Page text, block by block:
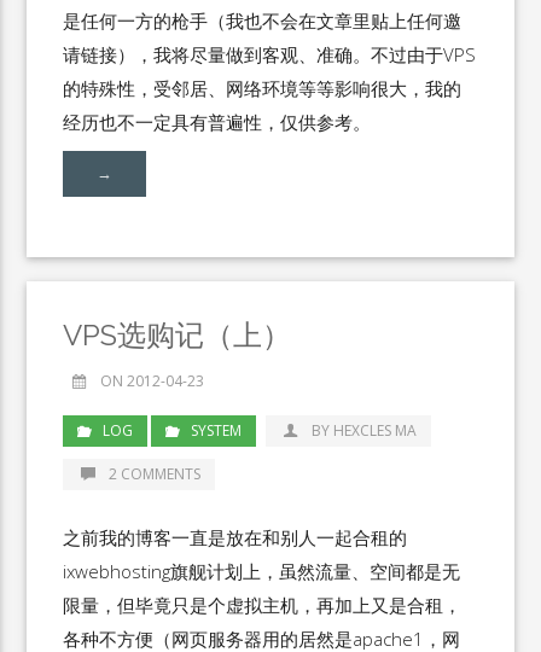
是任何一方的枪手（我也不会在文章里贴上任何邀
请链接），我将尽量做到客观、准确。不过由于VPS
的特殊性，受邻居、网络环境等等影响很大，我的
经历也不一定具有普遍性，仅供参考。
→
VPS选购记（上）
ON 2012-04-23
LOG SYSTEM BY HEXCLES MA
2 COMMENTS
之前我的博客一直是放在和别人一起合租的
ixwebhosting旗舰计划上，虽然流量、空间都是无
限量，但毕竟只是个虚拟主机，再加上又是合租，
各种不方便（网页服务器用的居然是apache1，网